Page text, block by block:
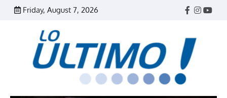
Skip
Friday, August 7, 2026
Facebook